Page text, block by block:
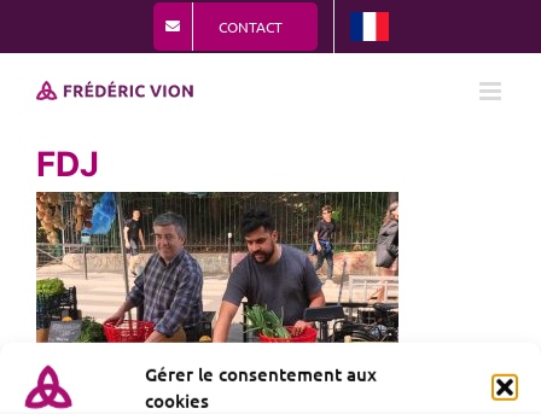
Gérer le consentement aux
cookies
au
contenu
CONTACT
FDJ